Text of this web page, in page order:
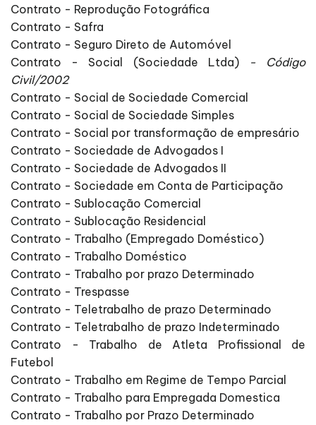
Contrato - Reprodução Fotográfica
Contrato - Safra
Contrato - Seguro Direto de Automóvel
Contrato - Social (Sociedade Ltda)
- Código
Civil/2002
Contrato - Social de Sociedade Comercial
Contrato - Social de Sociedade Simples
Contrato - Social por transformação de empresário
Contrato - Sociedade de Advogados I
Contrato - Sociedade de Advogados II
Contrato - Sociedade em Conta de Participação
Contrato - Sublocação Comercial
Contrato - Sublocação Residencial
Contrato - Trabalho (Empregado Doméstico)
Contrato - Trabalho Doméstico
Contrato - Trabalho por prazo Determinado
Contrato - Trespasse
Contrato - Teletrabalho de prazo Determinado
Contrato - Teletrabalho de prazo Indeterminado
Contrato - Trabalho de Atleta Profissional de
Futebol
Contrato - Trabalho em Regime de Tempo Parcial
Contrato - Trabalho para Empregada Domestica
Contrato - Trabalho por Prazo Determinado